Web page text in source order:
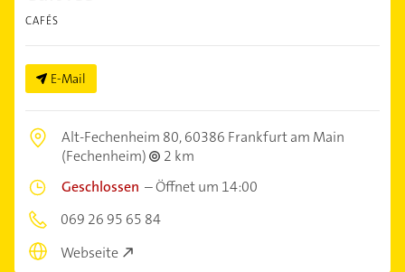
CAFÉS
E-Mail
Alt-Fechenheim 80,60386 Frankfurt am Main
(Fechenheim)
2 km
Geschlossen –Öffnet um 14:00
069 26 95 65 84
Webseite